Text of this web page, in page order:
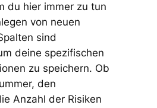
du hier immer zu tun
von neuen
sind
deine spezifischen
zu speichern. Ob
den
Anzahl der Risiken